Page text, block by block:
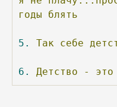
годы
блять
5. Так себе
6. Детство - это